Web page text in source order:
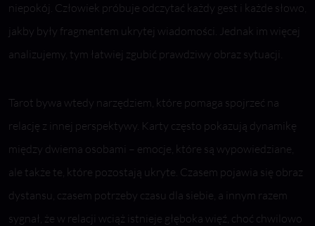
niepokój. Człowiek próbuje odczytać każdy gest i każde słowo,
jakby były fragmentem ukrytej wiadomości. Jednak im więcej
analizujemy, tym łatwiej zgubić prawdziwy obraz sytuacji.
Tarot bywa wtedy narzędziem, które pomaga spojrzeć na
relację z innej perspektywy. Karty często pokazują dynamikę
między dwiema osobami – emocje, które są wypowiedziane,
ale także te, które pozostają ukryte. Czasem pojawia się obraz
dystansu, czasem potrzeby czasu dla siebie, a innym razem
sygnał, że w relacji wciąż istnieje głęboka więź, choć chwilowo